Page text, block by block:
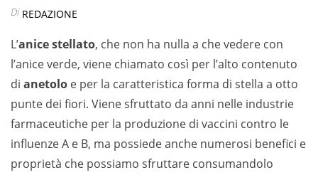
Di REDAZIONE
L’anice stellato, che non ha nulla a che vedere con
l’anice verde, viene chiamato così per l’alto contenuto
di anetolo e per la caratteristica forma di stella a otto
punte dei fiori. Viene sfruttato da anni nelle industrie
farmaceutiche per la produzione di vaccini contro le
influenze A e B, ma possiede anche numerosi benefici e
proprietà che possiamo sfruttare consumandolo